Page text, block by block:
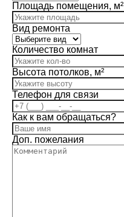
Площадь помещения, м²
Вид ремонта
Количество комнат
Высота потолков, м²
Телефон для связи
Как к вам обращаться?
Доп. пожелания